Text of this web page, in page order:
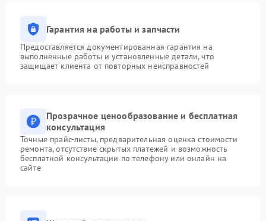
Гарантия на работы и запчасти
Предоставляется документированная гарантия на
выполненные работы и установленные детали, что
защищает клиента от повторных неисправностей
Прозрачное ценообразование и бесплатная
консультация
Точные прайс-листы, предварительная оценка стоимости
ремонта, отсутствие скрытых платежей и возможность
бесплатной консультации по телефону или онлайн на
сайте